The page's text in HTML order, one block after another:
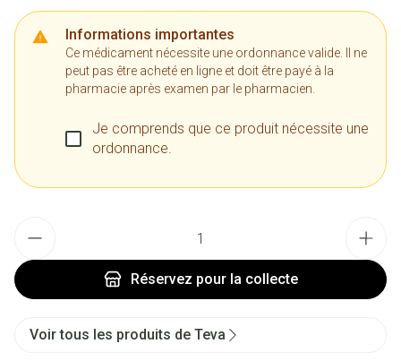
Informations importantes
Ce médicament nécessite une ordonnance valide. Il ne
peut pas être acheté en ligne et doit être payé à la
pharmacie après examen par le pharmacien.
Je comprends que ce produit nécessite une
ordonnance.
Réservez pour la collecte
Voir tous les produits de Teva